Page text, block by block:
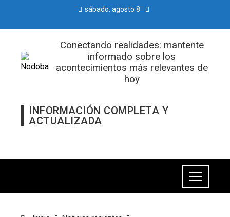
sábado, agosto 8
Conectando realidades: mantente
informado sobre los
acontecimientos más relevantes de
hoy
INFORMACIÓN COMPLETA Y
ACTUALIZADA